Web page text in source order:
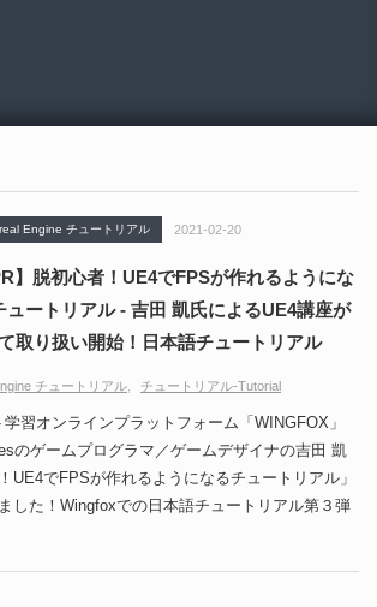
nderのドキュメン
er向けAIエージェン
CGMatter
Engine チュートリアル 2021-02-20
】脱初心者！UE4でFPSが作れるようにな
ュートリアル - 吉田 凱氏によるUE4講座が
取り扱い開始！日本語チュートリアル
チュートリアル チュートリアル-Tutorial
習オンラインプラットフォーム「WINGFOX」
のゲームプログラマ／ゲームデザイナの吉田 凱
UE4でFPSが作れるようになるチュートリアル」
した！Wingfoxでの日本語チュートリアル第３弾